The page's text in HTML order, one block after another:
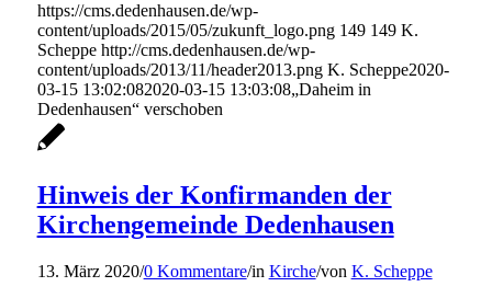
https://cms.dedenhausen.de/wp-
content/uploads/2015/05/zukunft_logo.png 149 149 K.
Scheppe http://cms.dedenhausen.de/wp-
content/uploads/2013/11/header2013.png K. Scheppe2020-
03-15 13:02:082020-03-15 13:03:08„Daheim in
Dedenhausen“ verschoben
Hinweis der Konfirmanden der
Kirchengemeinde Dedenhausen
13. März 2020/0 Kommentare/in Kirche/von K. Scheppe